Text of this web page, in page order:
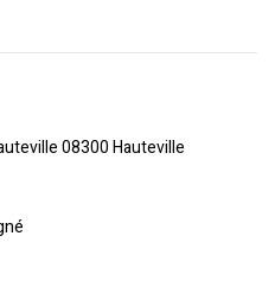
08300 Hauteville